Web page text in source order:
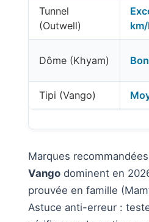
Tunnel
(Outwell)
Dôme (Khyam)
Tipi (Vango)
Marques
Vango dominent en
prouvée en famille
Astuce anti-erreur :